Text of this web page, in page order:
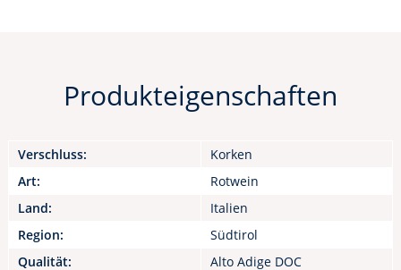
Produkteigenschaften
Verschluss:
Korken
Art:
Rotwein
Land:
Italien
Region:
Südtirol
Qualität:
Alto Adige DOC